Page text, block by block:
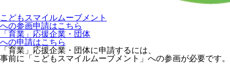
こどもスマイルムーブメント
への参画申請はこちら
「育業」応援企業・団体
への申請はこちら
「育業」応援企業・団体に申請するには、
事前に「こどもスマイルムーブメント」への参画が必要です。